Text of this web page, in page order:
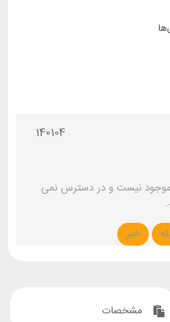
140104
موجود نیست و در دسترس نمی
خیر
مشخصات